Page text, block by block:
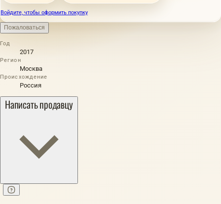
Войдите, чтобы оформить покупку
Пожаловаться
Год
2017
Регион
Москва
Происхождение
Россия
Написать продавцу